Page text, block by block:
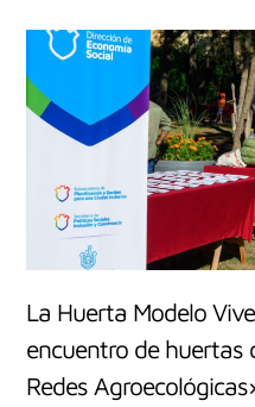
La Huerta Modelo
encuentro de huertas
Redes